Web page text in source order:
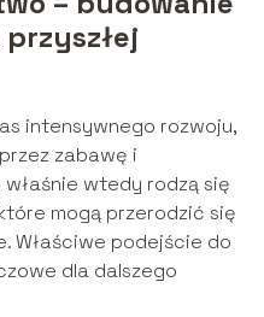
intensywnego rozwoju,
zabawę i
wtedy rodzą się
mogą przerodzić się
Właściwe podejście do
dla dalszego